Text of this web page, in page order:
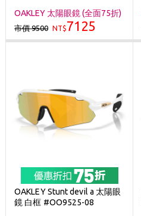
OAKLEY 太陽眼鏡 (全面75折)
市價 9500 NT$7125
OAKLEY Stunt devil a 太陽眼
鏡 白框 #OO9525-08